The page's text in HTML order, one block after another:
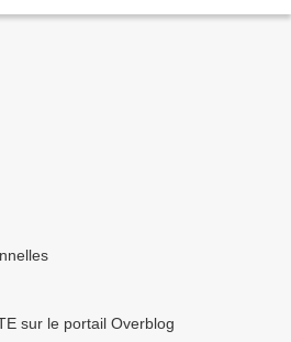
sur le portail Overblog